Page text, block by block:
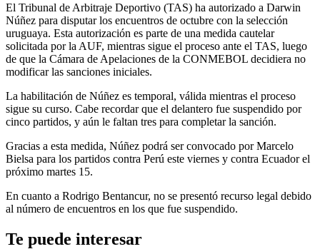
El Tribunal de Arbitraje Deportivo (TAS) ha autorizado a Darwin
Núñez para disputar los encuentros de octubre con la selección
uruguaya. Esta autorización es parte de una medida cautelar
solicitada por la AUF, mientras sigue el proceso ante el TAS, luego
de que la Cámara de Apelaciones de la CONMEBOL decidiera no
modificar las sanciones iniciales.
La habilitación de Núñez es temporal, válida mientras el proceso
sigue su curso. Cabe recordar que el delantero fue suspendido por
cinco partidos, y aún le faltan tres para completar la sanción.
Gracias a esta medida, Núñez podrá ser convocado por Marcelo
Bielsa para los partidos contra Perú este viernes y contra Ecuador el
próximo martes 15.
En cuanto a Rodrigo Bentancur, no se presentó recurso legal debido
al número de encuentros en los que fue suspendido.
Te puede interesar